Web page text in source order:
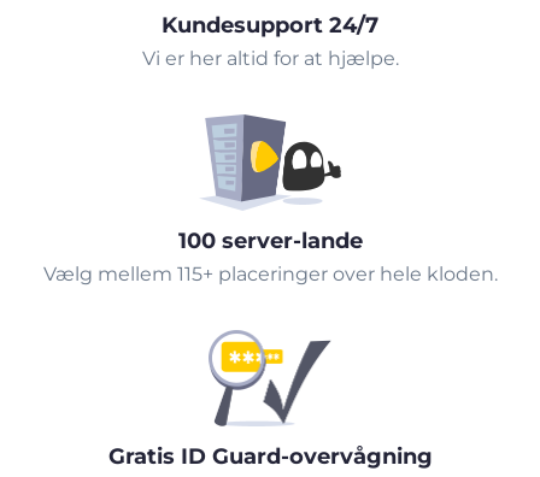
Kundesupport 24/7
Vi er her altid for at hjælpe.
100 server-lande
Vælg mellem 115+ placeringer over hele kloden.
Gratis ID Guard-overvågning